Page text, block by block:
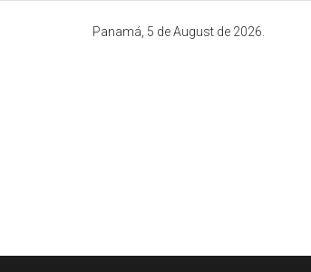
Panamá, 5 de August de 2026.